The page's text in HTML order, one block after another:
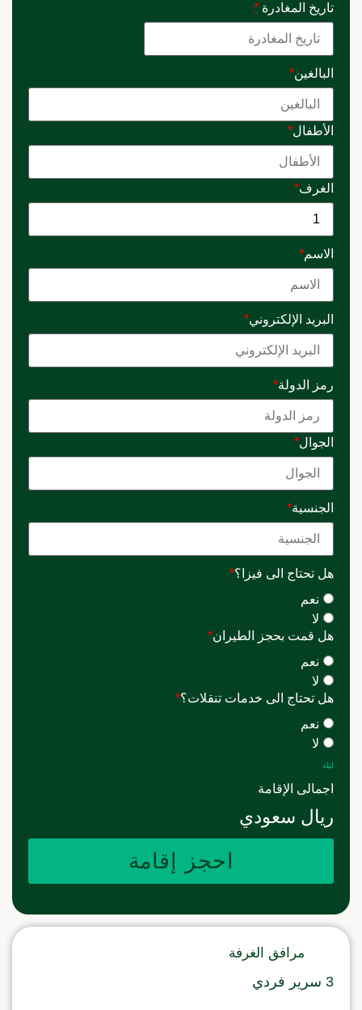
مرافق الغرفة
3 سرير فردي
تاريخ المغادرة *
البالغين*
الأطفال*
الغرف*
الاسم*
البريد الإلكتروني*
رمز الدولة*
الجوال*
الجنسية*
هل تحتاج الى فيزا؟*
نعم
لا
هل قمت بحجز الطيران*
نعم
لا
هل تحتاج الى خدمات تنقلات؟*
نعم
لا
ليلة
اجمالى الإقامة
ريال سعودي
احجز إقامة